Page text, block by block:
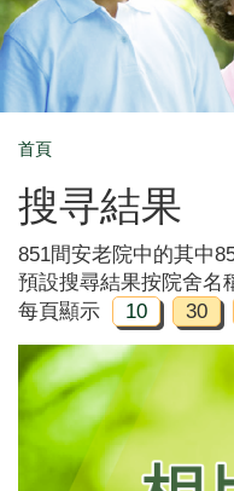
Breadcrumb
首頁
搜寻結果
851間安老院中的其中
預設搜尋結果按院舍名
每頁顯示
10 30